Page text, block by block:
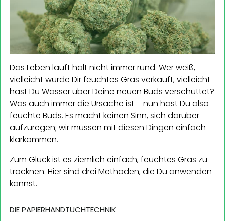
Das Leben läuft halt nicht immer rund. Wer weiß,
vielleicht wurde Dir feuchtes Gras verkauft, vielleicht
hast Du Wasser über Deine neuen Buds verschüttet?
Was auch immer die Ursache ist – nun hast Du also
feuchte Buds. Es macht keinen Sinn, sich darüber
aufzuregen; wir müssen mit diesen Dingen einfach
klarkommen.
Zum Glück ist es ziemlich einfach, feuchtes Gras zu
trocknen. Hier sind drei Methoden, die Du anwenden
kannst.
DIE PAPIERHANDTUCHTECHNIK